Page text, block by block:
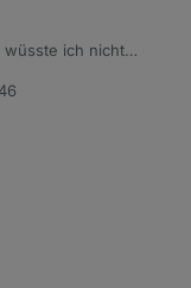
wüsste ich nicht